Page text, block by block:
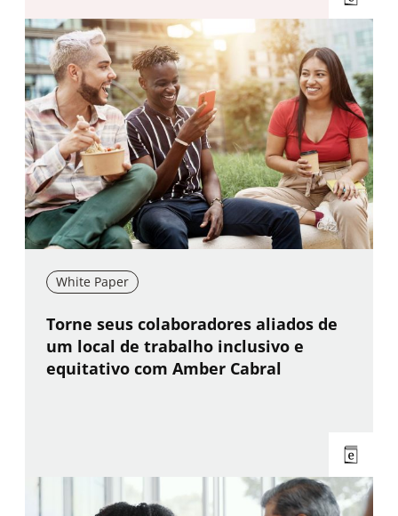
White Paper
New window
Torne seus colaboradores aliados de
um local de trabalho inclusivo e
equitativo com Amber Cabral